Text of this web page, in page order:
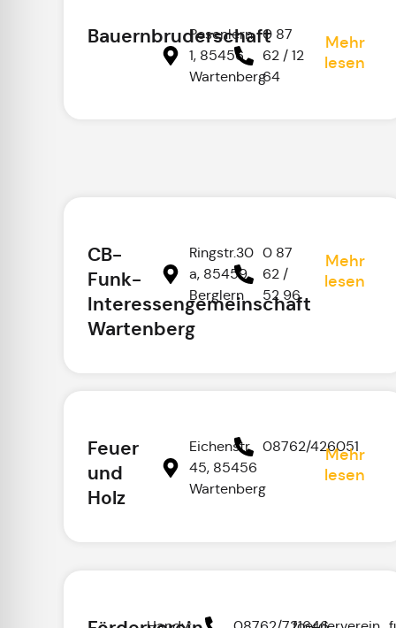
Bauernbruderschaft
Pesenlern
1, 85456
Wartenberg
0 87
62 / 12
64
Mehr
lesen
CB-
Funk-
Interessengemeinschaft
Wartenberg
Ringstr.30
a, 85459
Berglern
0 87
62 /
52 96
Mehr
lesen
Feuer
und
Holz
Eichenstr.
45, 85456
Wartenberg
08762/426051
Mehr
lesen